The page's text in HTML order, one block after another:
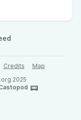
Credits
Map
2025